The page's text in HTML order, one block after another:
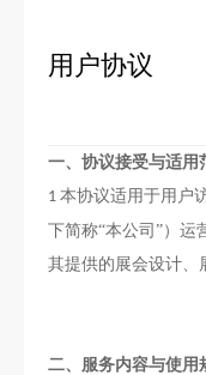
用户协议
一、协议接受与适用
1 本协议适用于用户
下简称“本公司”）运
其提供的展会设计、
二、服务内容与使用